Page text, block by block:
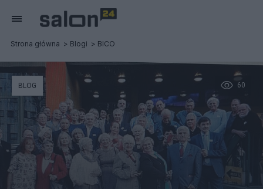
Strona główna Blogi BICO
60
BLOG